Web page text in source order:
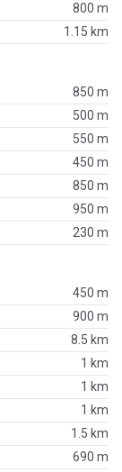
800 m
1.15 km
850 m
500 m
550 m
450 m
850 m
950 m
230 m
450 m
900 m
8.5 km
1 km
1 km
1 km
1.5 km
690 m